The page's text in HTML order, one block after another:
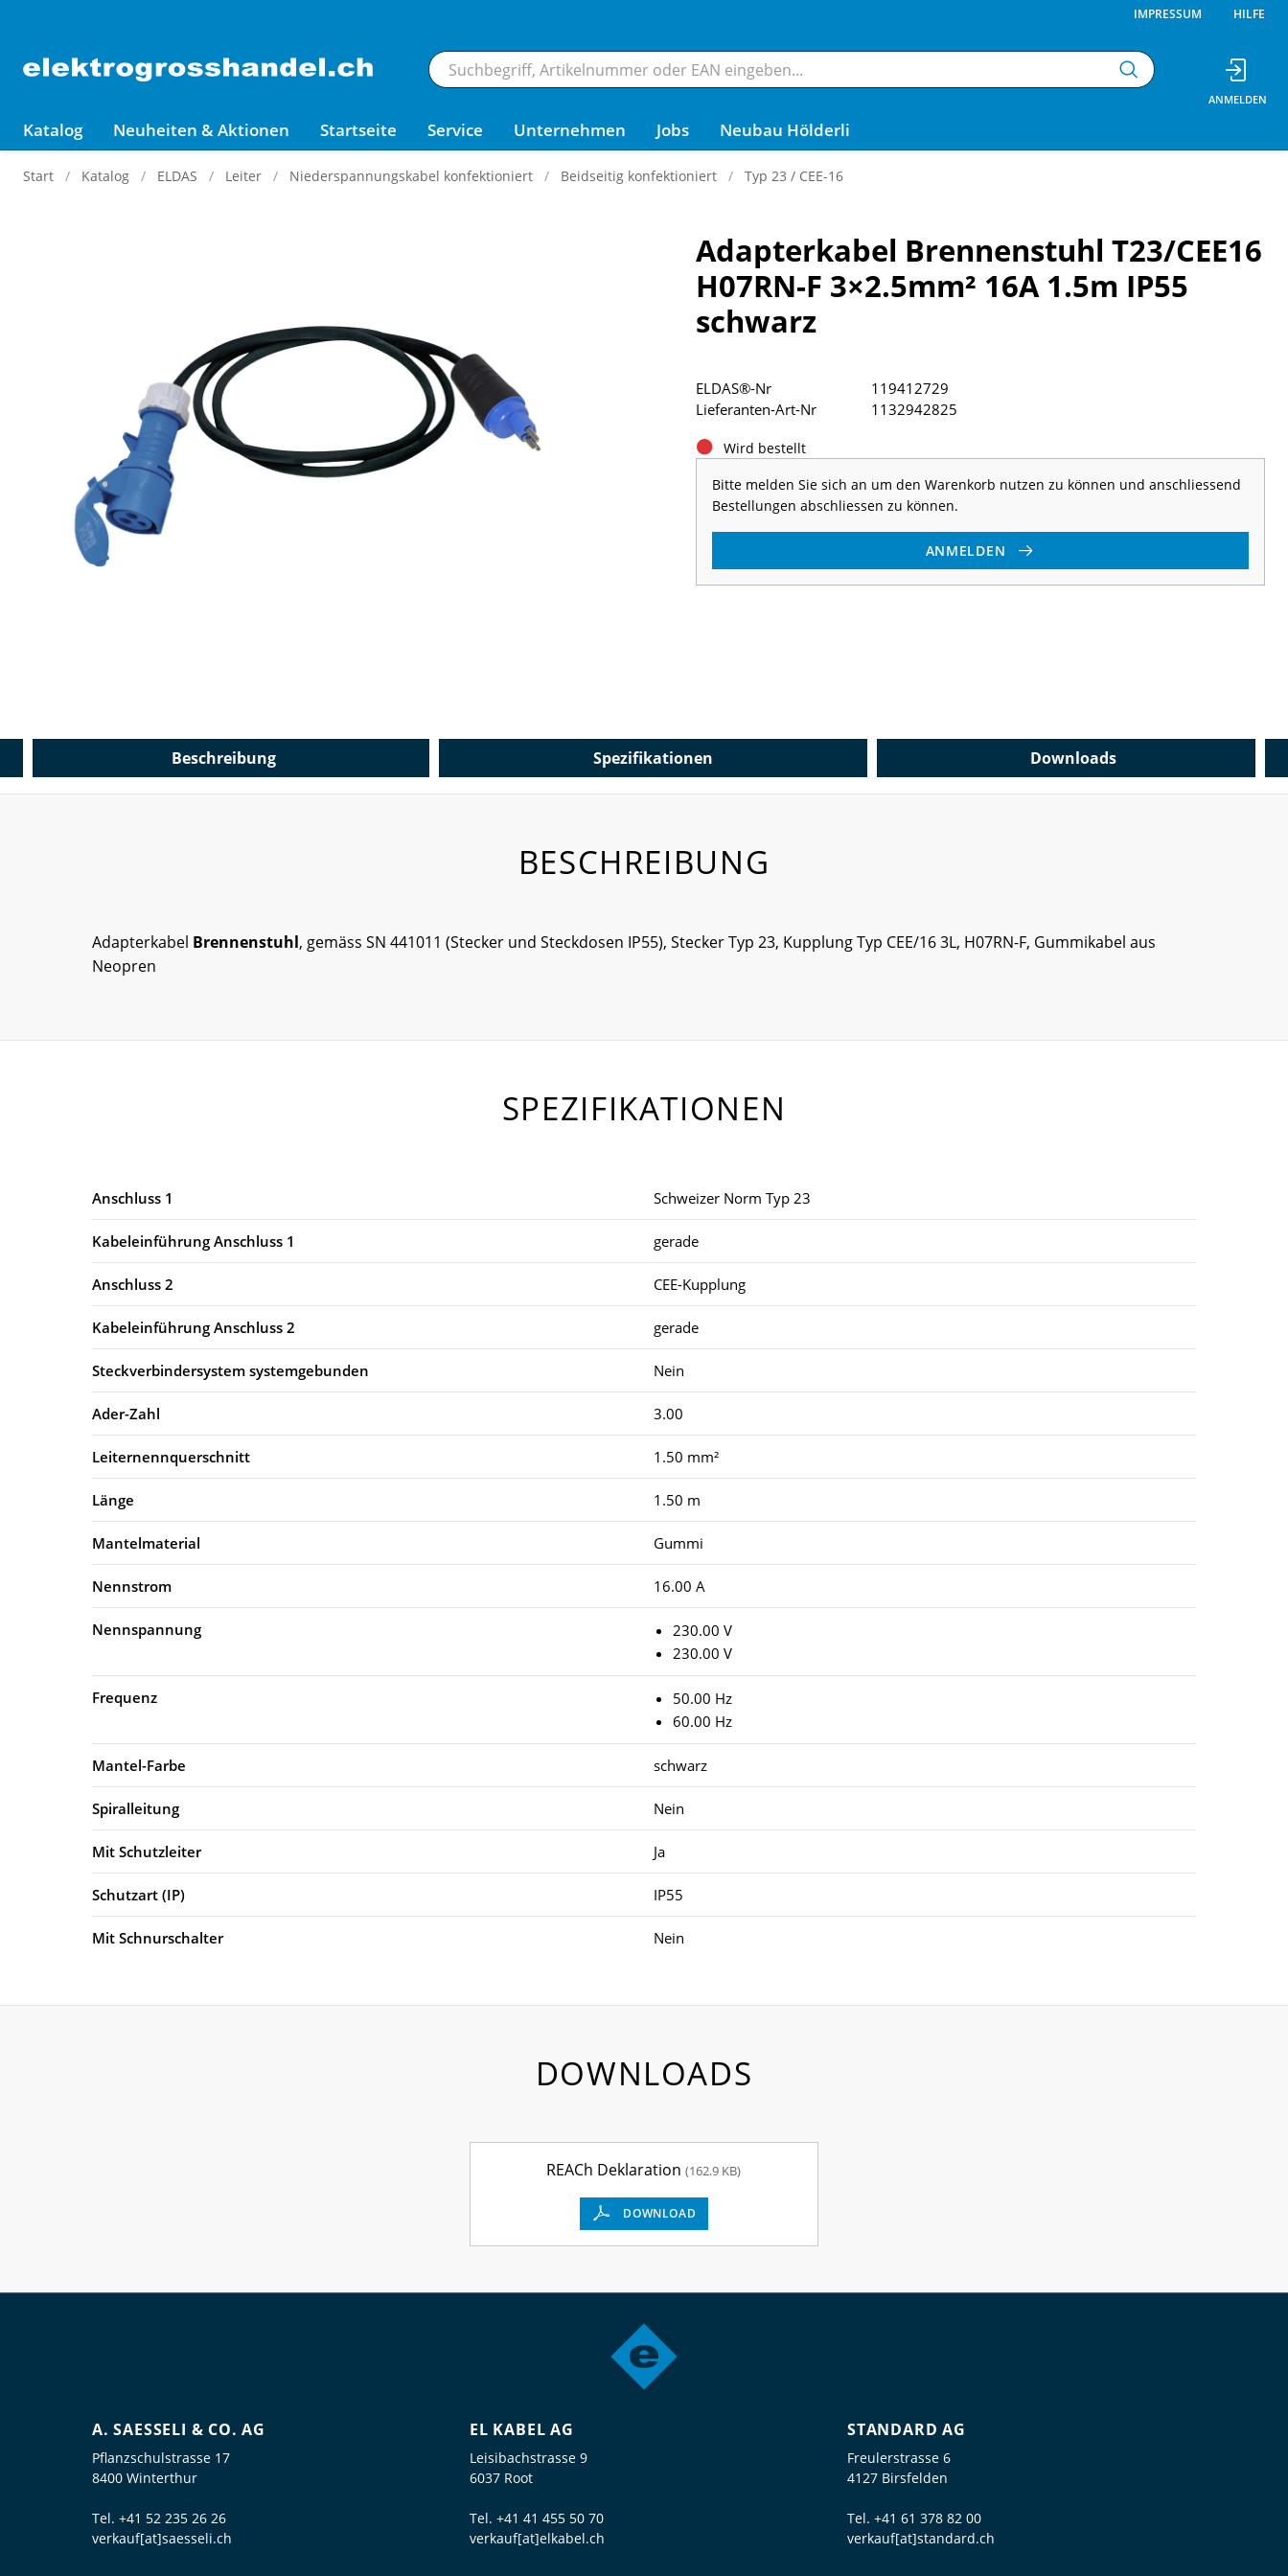
IMPRESSUM HILFE
Katalog Neuheiten & Aktionen Startseite Service Unternehmen Jobs Neubau Hölderli
Start Katalog ELDAS Leiter Niederspannungskabel konfektioniert Beidseitig konfektioniert Typ 23 / CEE-16
Adapterkabel Brennenstuhl T23/CEE16
H07RN-F 3×2.5mm² 16A 1.5m IP55
schwarz
Wird bestellt
Bitte melden Sie sich an um den Warenkorb nutzen zu können und anschliessend
Bestellungen abschliessen zu können.
ANMELDEN
ELDAS®-Nr
119412729
Lieferanten-Art-Nr
1132942825
Beschreibung Spezifikationen Downloads
BESCHREIBUNG
Adapterkabel Brennenstuhl, gemäss SN 441011 (Stecker und Steckdosen IP55), Stecker Typ 23, Kupplung Typ CEE/16 3L, H07RN-F, Gummikabel aus
Neopren
SPEZIFIKATIONEN
Anschluss 1 Schweizer Norm Typ 23
Kabeleinführung Anschluss 1 gerade
Anschluss 2 CEE-Kupplung
Kabeleinführung Anschluss 2 gerade
Steckverbindersystem systemgebunden Nein
Ader-Zahl 3.00
Leiternennquerschnitt 1.50 mm²
Länge 1.50 m
Mantelmaterial Gummi
Nennstrom 16.00 A
Nennspannung
230.00 V
230.00 V
Frequenz
50.00 Hz
60.00 Hz
Mantel-Farbe schwarz
Spiralleitung Nein
Mit Schutzleiter Ja
Schutzart (IP) IP55
Mit Schnurschalter Nein
DOWNLOADS
REACh Deklaration(162.9 KB)
DOWNLOAD
A. SAESSELI & CO. AG
Pflanzschulstrasse 17
8400 Winterthur
Tel. +41 52 235 26 26
verkauf[at]saesseli.ch
EL KABEL AG
Leisibachstrasse 9
6037 Root
Tel. +41 41 455 50 70
verkauf[at]elkabel.ch
STANDARD AG
Freulerstrasse 6
4127 Birsfelden
Tel. +41 61 378 82 00
verkauf[at]standard.ch